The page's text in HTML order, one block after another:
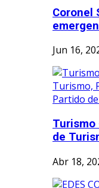
Coronel
Jun 16,
Turismo
de
Abr 18,